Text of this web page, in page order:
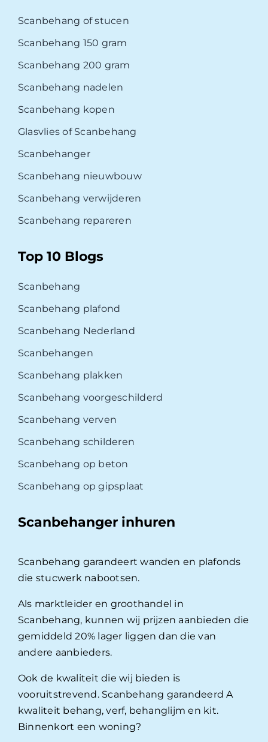
Scanbehang of stucen
Scanbehang 150 gram
Scanbehang 200 gram
Scanbehang nadelen
Scanbehang kopen
Glasvlies of Scanbehang
Scanbehanger
Scanbehang nieuwbouw
Scanbehang verwijderen
Scanbehang repareren
Top 10 Blogs
Scanbehang
Scanbehang plafond
Scanbehang Nederland
Scanbehangen
Scanbehang plakken
Scanbehang voorgeschilderd
Scanbehang verven
Scanbehang schilderen
Scanbehang op beton
Scanbehang op gipsplaat
Scanbehanger inhuren
Scanbehang garandeert wanden en plafonds
die stucwerk nabootsen.
Als marktleider en groothandel in
Scanbehang, kunnen wij prijzen aanbieden die
gemiddeld 20% lager liggen dan die van
andere aanbieders.
Ook de kwaliteit die wij bieden is
vooruitstrevend. Scanbehang garandeerd A
kwaliteit behang, verf, behanglijm en kit.
Binnenkort een woning?